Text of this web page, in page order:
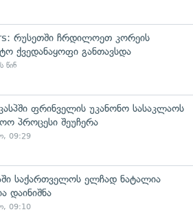
რუსეთში ჩრდილოეთ კორეის
ქვედანაყოფი განთავსდა
წინ
ფრინველის უკანონო სასაკლაოს
პროცესი შეუჩერა
09:29
საქართველოს ელჩად ნატალია
დაინიშნა
09:10